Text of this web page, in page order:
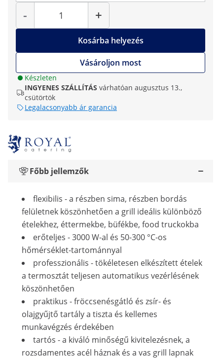
-
Mennyiség
+
Kosárba helyezés
Vásároljon most
Készleten
INGYENES SZÁLLÍTÁS várhatóan augusztus 13.,
csütörtök
Legalacsonyabb ár garancia
Főbb jellemzők
flexibilis - a részben sima, részben bordás
felületnek köszönhetően a grill ideális különböző
ételekhez, éttermekbe, büfékbe, food truckokba
erőteljes - 3000 W-al és 50-300 °C-os
hőmérséklet-tartománnyal
professzionális - tökéletesen elkészített ételek
a termosztát teljesen automatikus vezérlésének
köszönhetően
praktikus - fröccsenésgátló és zsír- és
olajgyűjtő tartály a tiszta és kellemes
munkavégzés érdekében
tartós - a kiváló minőségű kivitelezésnek, a
rozsdamentes acél háznak és a vas grill lapnak